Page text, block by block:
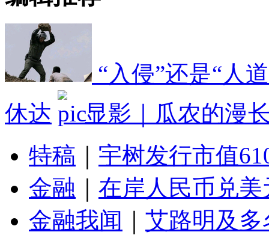
“入侵”还是“人
休达
显影｜瓜农的漫
特稿
宇树发行市值
金融
在岸人民币兑
金融我闻
艾路明及